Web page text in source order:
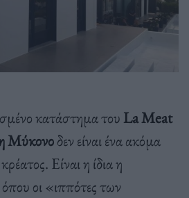
κατάστημα του La Meat
Μύκονοδεν είναι ένα ακόμα
Είναι η ίδια η
οι «ιππότες των